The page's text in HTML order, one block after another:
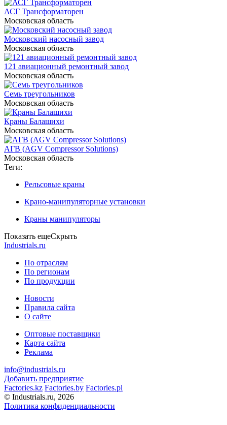
АСГ Трансформаторен
Московская область
Московский насосный завод
Московская область
121 авиационный ремонтный завод
Московская область
Семь треугольников
Московская область
Краны Балашихи
Московская область
АГВ (AGV Compressor Solutions)
Московская область
Теги:
Рельсовые краны
Крано-манипуляторные установки
Краны манипуляторы
Показать ещеСкрыть
Industrials.ru
По отраслям
По регионам
По продукции
Новости
Правила сайта
О сайте
Оптовые поставщики
Карта сайта
Реклама
info@industrials.ru
Добавить предприятие
Factories.kz Factories.by Factories.pl
© Industrials.ru, 2026
Политика конфиденциальности